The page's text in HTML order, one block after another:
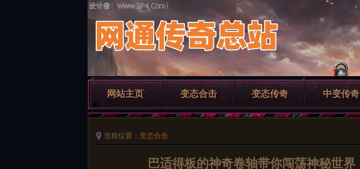
网站主页 变态合击 变态传奇 中变传奇
当前位置： 变态合击
巴适得板的神奇卷轴带你闯荡神秘世界